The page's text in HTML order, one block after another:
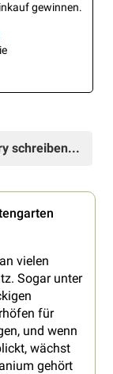
gewinnen.
schreiben...
vielen
Sogar unter
für
und wenn
wächst
gehört